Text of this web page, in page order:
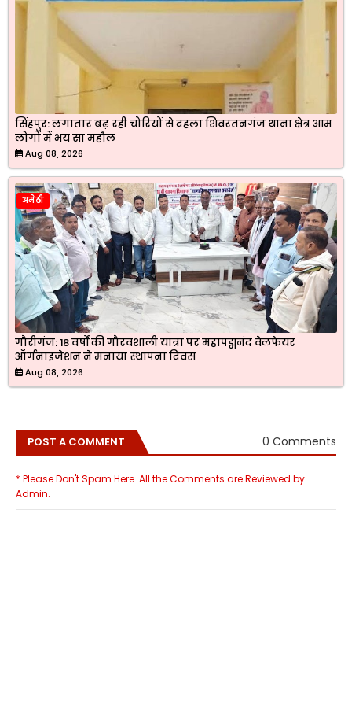
सिंहपुर: लगातार बढ़ रही चोरियों से दहला शिवरतनगंज थाना क्षेत्र आम
लोगों में भय सा महौल
Aug 08, 2026
अमेठी
गौरीगंज: 18 वर्षों की गौरवशाली यात्रा पर महापद्मनंद वेलफेयर
ऑर्गनाइजेशन ने मनाया स्थापना दिवस
Aug 08, 2026
POST A COMMENT 0 Comments
* Please Don't Spam Here. All the Comments are Reviewed by
Admin.